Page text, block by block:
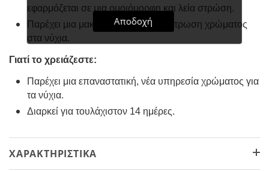
εφαρμόζεται σε μια ομοιόμορφη και λεία στρώση.
Παρέχει μια μακράς διαρκείας επίστρωση χρώματος
στα νύχια.
Γιατί το χρειάζεστε:
Παρέχει μια επαναστατική, νέα υπηρεσία χρώματος για
τα νύχια.
Διαρκεί για τουλάχιστον 14 ημέρες.
ΧΑΡΑΚΤΗΡΙΣΤΙΚΆ
Αποδοχή